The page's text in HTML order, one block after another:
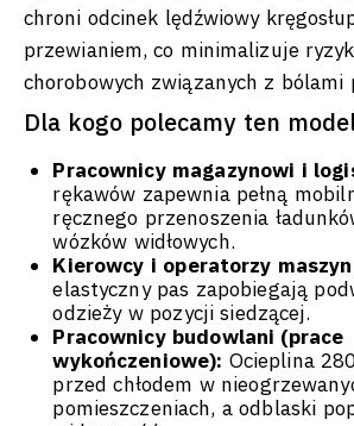
chroni odcinek lędźwiowy
przewianiem, co minimalizuje
chorobowych związanych z bólami
Dla kogo polecamy ten
Pracownicy magazynowi i
rękawów zapewnia pełną
ręcznego przenoszenia
wózków widłowych.
Kierowcy i operatorzy
elastyczny pas zapobiegają
odzieży w pozycji siedzącej.
Pracownicy budowlani (prace
wykończeniowe): Ocieplina
przed chłodem w
pomieszczeniach, a odblaski